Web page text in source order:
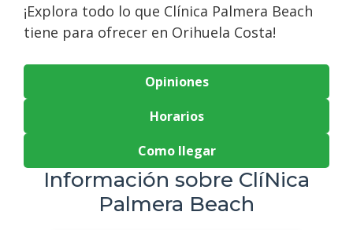
¡Explora todo lo que Clínica Palmera Beach
tiene para ofrecer en Orihuela Costa!
Opiniones
Horarios
Como llegar
Información sobre ClíNica
Palmera Beach